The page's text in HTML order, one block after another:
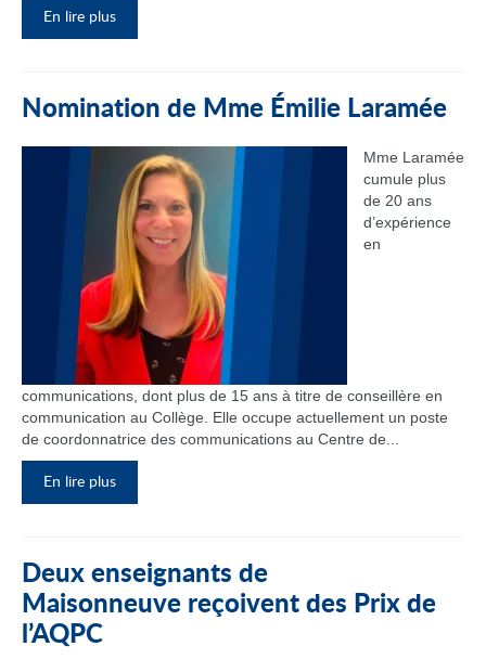
En lire plus
Nomination de Mme Émilie Laramée
Mme Laramée
cumule plus
de 20 ans
d’expérience
en
communications, dont plus de 15 ans à titre de conseillère en
communication au Collège. Elle occupe actuellement un poste
de coordonnatrice des communications au Centre de...
En lire plus
Deux enseignants de
Maisonneuve reçoivent des Prix de
l’AQPC